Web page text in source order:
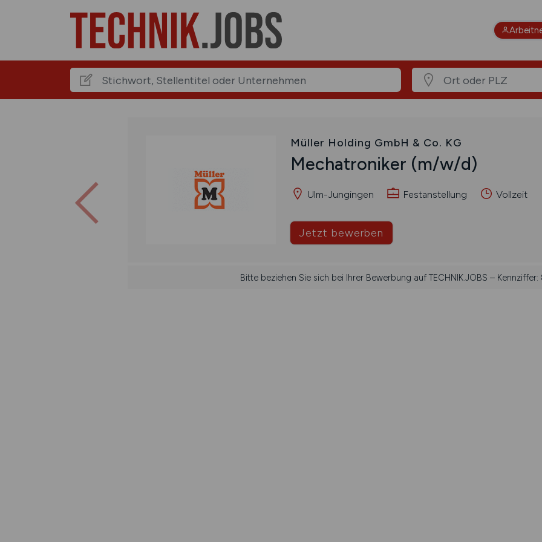
Müller Holding GmbH & Co. KG
Mechatroniker (m/w/d)
Ulm-Jungingen Festanstellung Vollzeit
Jetzt bewerben
Bitte beziehen Sie sich bei Ihrer Bewerbung auf TECHNIK.JOBS –